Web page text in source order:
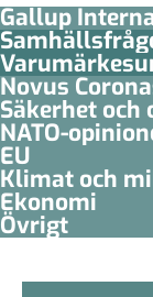
Gallup
Novus
Säkerhet och
NATO-
EU
Klimat och
Ekonomi
Övrigt